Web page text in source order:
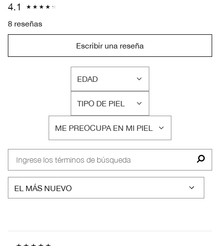
4.1
8 reseñas
Escribir una reseña
EDAD
FILTRAR
RESEÑAS
POR
EDAD
TIPO DE PIEL
FILTRAR
RESEÑAS
POR
TIPO
DE
PIEL
ME PREOCUPA EN MI PIEL
FILTRAR
RESEÑAS
ME
EN